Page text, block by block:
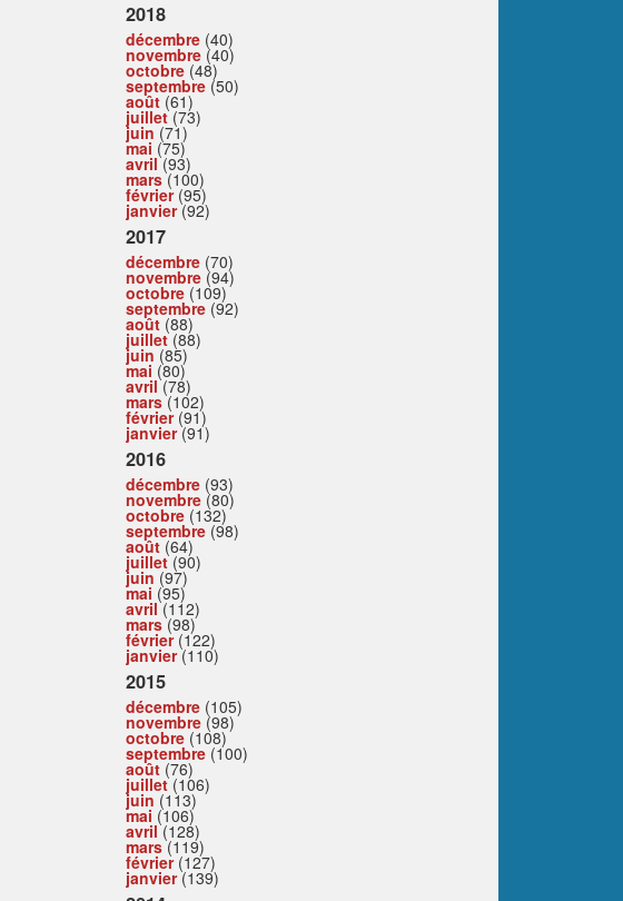
2018
décembre (40)
novembre (40)
octobre (48)
septembre (50)
août (61)
juillet(73)
juin (71)
mai (75)
avril(93)
mars(100)
février(95)
janvier(92)
2017
décembre (70)
novembre (94)
octobre (109)
septembre (92)
août (88)
juillet(88)
juin (85)
mai (80)
avril(78)
mars(102)
février(91)
janvier(91)
2016
décembre (93)
novembre (80)
octobre (132)
septembre (98)
août (64)
juillet(90)
juin (97)
mai (95)
avril(112)
mars(98)
février(122)
janvier(110)
2015
décembre (105)
novembre (98)
octobre (108)
septembre (100)
août (76)
juillet(106)
juin (113)
mai (106)
avril(128)
mars(119)
février(127)
janvier(139)